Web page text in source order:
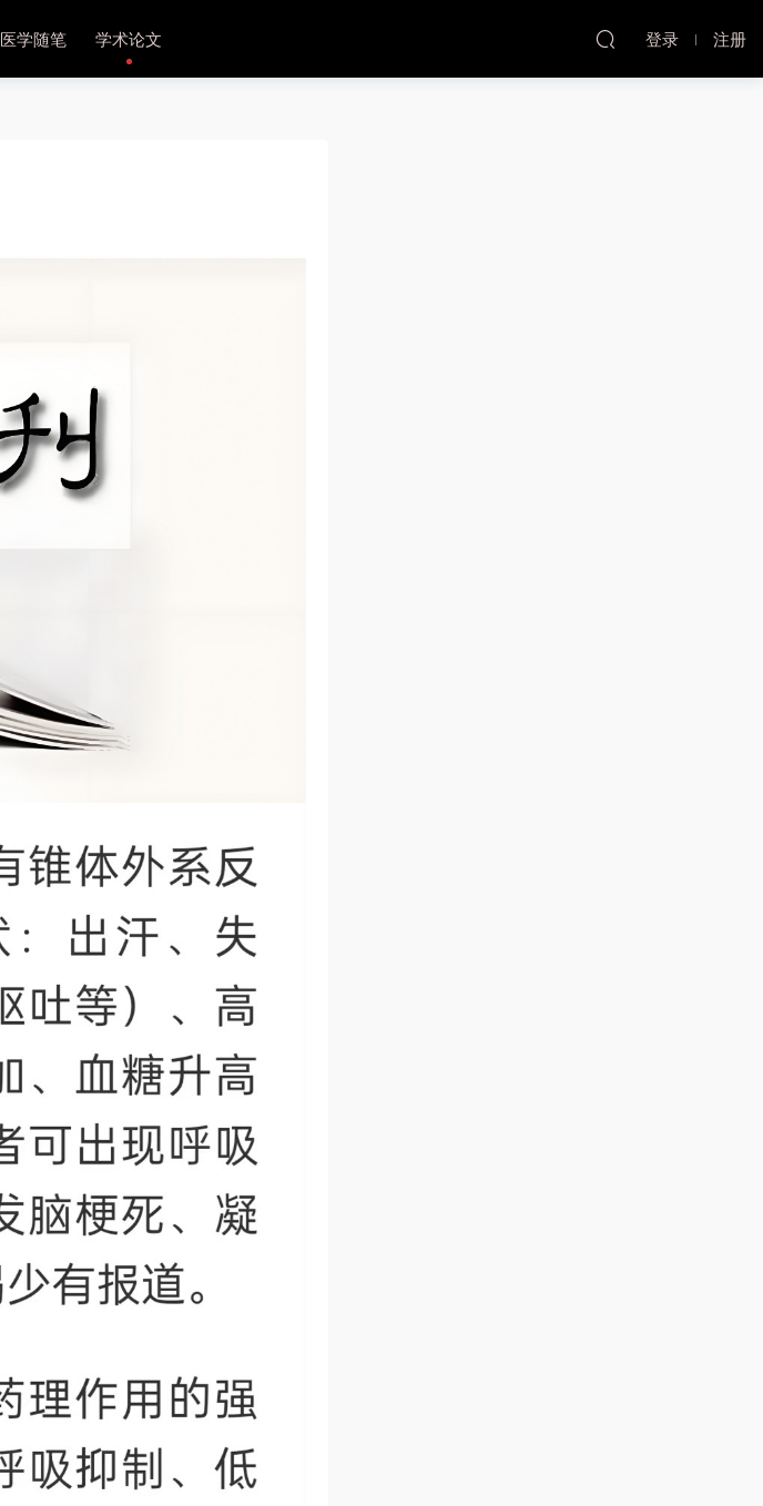
医学随笔 学术论文 登录 注册